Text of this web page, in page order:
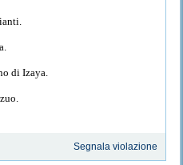
di Izaya.
Segnala violazione